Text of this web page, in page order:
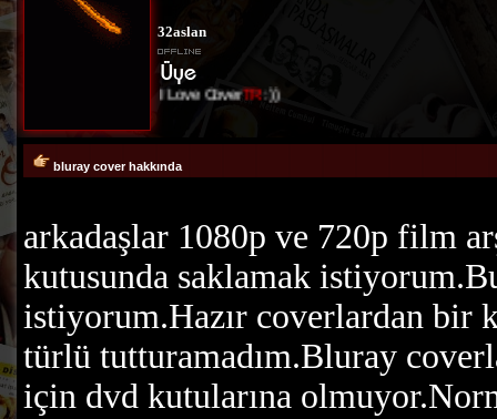
32aslan
I Love CoverTR:))
bluray cover hakkında
arkadaşlar 1080p ve 720p film
kutusunda saklamak
istiyorum.Hazır coverlardan bir
türlü tutturamadım.Bluray
için dvd kutularına